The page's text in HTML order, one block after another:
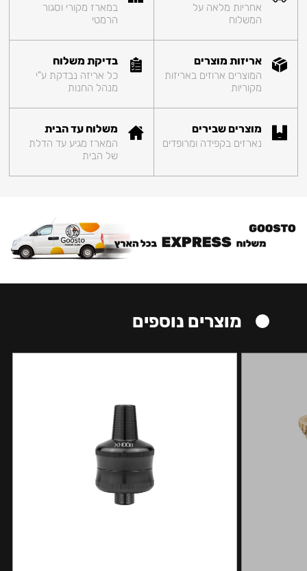
אחריות מלאה על
המשלוח
במארז מקורי וסגור
הרמטי
אריזות מוצרים
המוצרים ארוזים באריזות
מקוריות
בדיקת משלוח
כל אריזה נבדקת ע"י
מנהל החנות
מוצרים שבירים
נארזים בקפידה ומרופדים
משלוח עד הבית
המארז מגיע עד הדלת
של הבית
מוצרים נוספים